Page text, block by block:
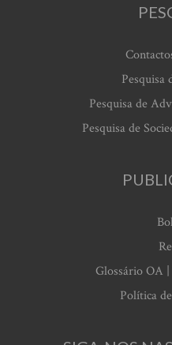
Pesquisa
Pesquisa de
Pesquisa de
Glossário OA
Política